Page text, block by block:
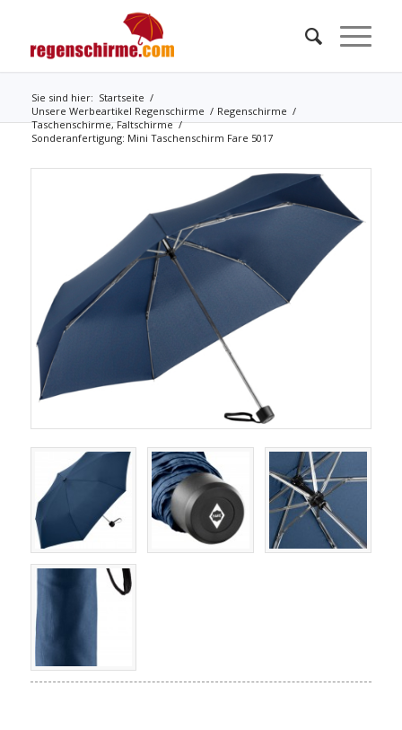
Sie sind hier: Startseite /
Unsere Werbeartikel Regenschirme / Regenschirme /
Taschenschirme, Faltschirme /
Sonderanfertigung: Mini Taschenschirm Fare 5017